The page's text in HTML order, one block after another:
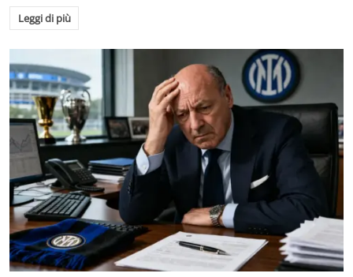
Leggi di più